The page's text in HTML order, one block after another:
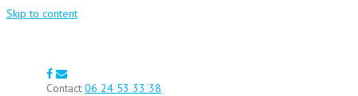
Skip to content
Contact 06 24 53 33 38